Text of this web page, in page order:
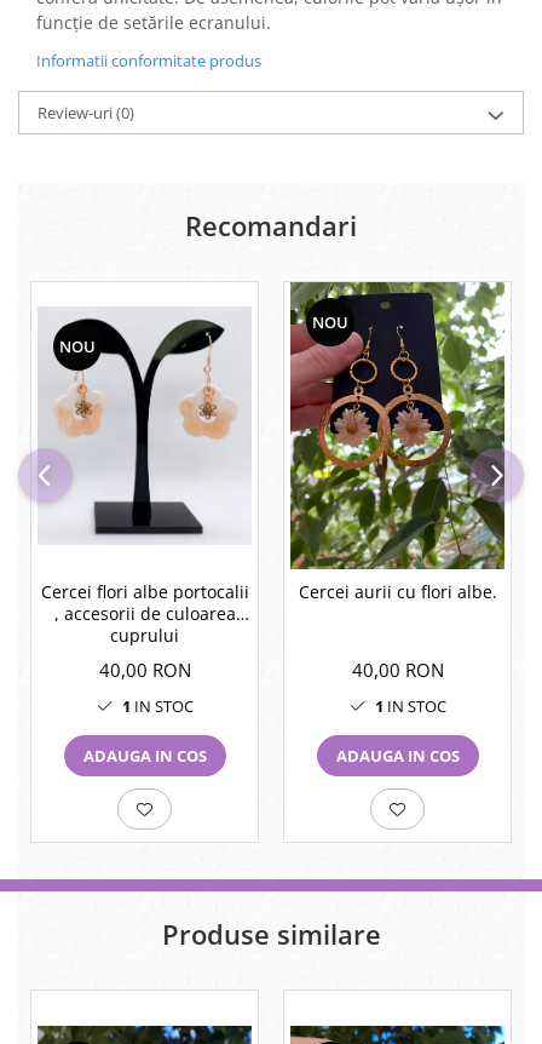
funcție de setările ecranului.
Informatii conformitate produs
Review-uri(0)
Recomandari
NOU
Cercei flori albe portocalii
, accesorii de culoarea
cuprului
40,00 RON
1 IN STOC
ADAUGA IN COS
NOU
Cercei aurii cu flori albe.
40,00 RON
1 IN STOC
ADAUGA IN COS
Produse similare